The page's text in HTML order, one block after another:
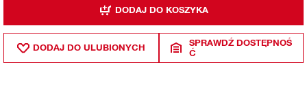
DODAJ DO KOSZYKA
DODAJ DO ULUBIONYCH
SPRAWDŹ DOSTĘPNOŚ
Ć